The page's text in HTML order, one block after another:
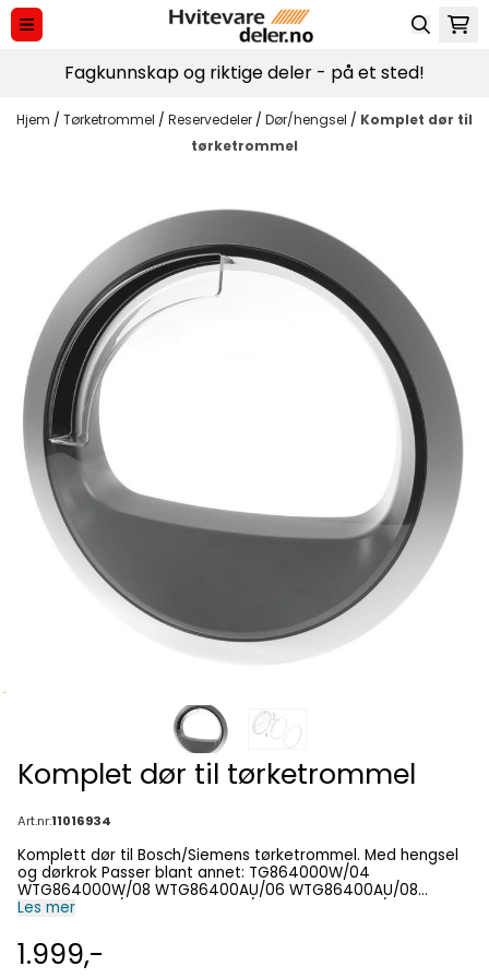
Hopp til innhold
Fagkunnskap og riktige deler - på et sted!
Hjem / Tørketrommel / Reservedeler / Dør/hengsel / Komplet dør til
tørketrommel
Komplet dør til tørketrommel
Art.nr:11016934
Komplett dør til Bosch/Siemens tørketrommel. Med hengsel
og dørkrok Passer blant annet: TG864000W/04
WTG864000W/08 WTG86400AU/06 WTG86400AU/08
WTG86402PE/04 WTG86402PE/08 WTG864B8DN/04
WTG87239EE/03 WTG87239EE/04 WTG87239EE/05
WTM85260SG/02 WTM85260SG/03 WTU87440CH/03
Les mer
1.999,-